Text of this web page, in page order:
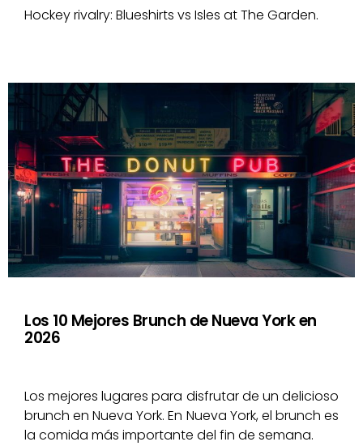
Hockey rivalry: Blueshirts vs Isles at The Garden.
Los 10 Mejores Brunch de Nueva York en
2026
Los mejores lugares para disfrutar de un delicioso
brunch en Nueva York. En Nueva York, el brunch es
la comida más importante del fin de semana.